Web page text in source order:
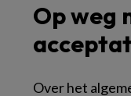
Op weg
Over het